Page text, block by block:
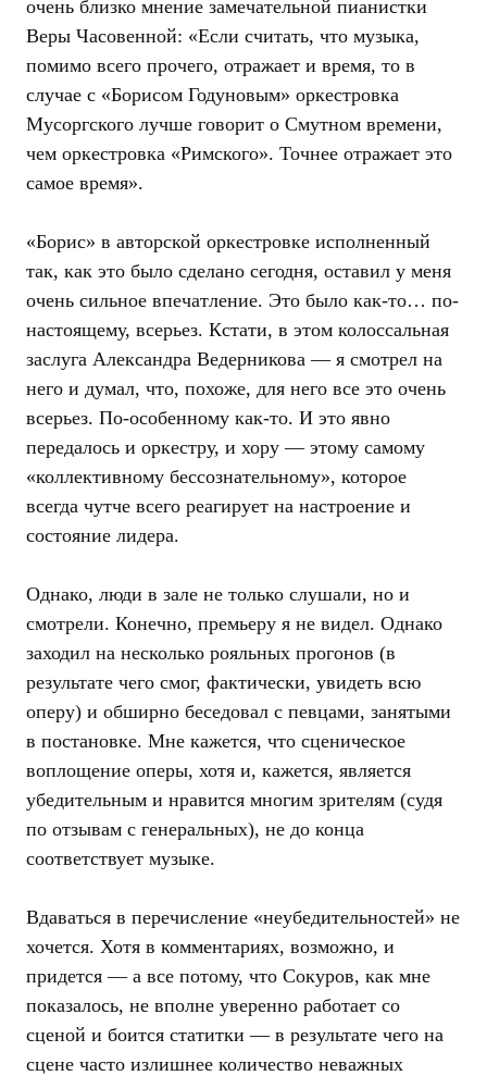
очень близко мнение замечательной пианистки
Веры Часовенной: «Если считать, что музыка,
помимо всего прочего, отражает и время, то в
случае с «Борисом Годуновым» оркестровка
Мусоргского лучше говорит о Смутном времени,
чем оркестровка «Римского». Точнее отражает это
самое время».
«Борис» в авторской оркестровке исполненный
так, как это было сделано сегодня, оставил у меня
очень сильное впечатление. Это было как-то… по-
настоящему, всерьез. Кстати, в этом колоссальная
заслуга Александра Ведерникова — я смотрел на
него и думал, что, похоже, для него все это очень
всерьез. По-особенному как-то. И это явно
передалось и оркестру, и хору — этому самому
«коллективному бессознательному», которое
всегда чутче всего реагирует на настроение и
состояние лидера.
Однако, люди в зале не только слушали, но и
смотрели. Конечно, премьеру я не видел. Однако
заходил на несколько рояльных прогонов (в
результате чего смог, фактически, увидеть всю
оперу) и обширно беседовал с певцами, занятыми
в постановке. Мне кажется, что сценическое
воплощение оперы, хотя и, кажется, является
убедительным и нравится многим зрителям (судя
по отзывам с генеральных), не до конца
соответствует музыке.
Вдаваться в перечисление «неубедительностей» не
хочется. Хотя в комментариях, возможно, и
придется — а все потому, что Сокуров, как мне
показалось, не вполне уверенно работает со
сценой и боится статитки — в результате чего на
сцене часто излишнее количество неважных